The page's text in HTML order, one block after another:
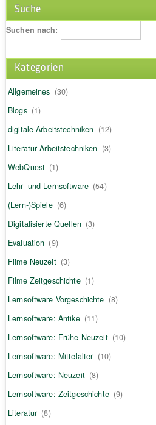
Suche
Suchen nach:
Kategorien
Allgemeines (30)
Blogs (1)
digitale Arbeitstechniken (12)
Literatur Arbeitstechniken (3)
WebQuest (1)
Lehr- und Lernsoftware (54)
(Lern-)Spiele (6)
Digitalisierte Quellen (3)
Evaluation (9)
Filme Neuzeit (3)
Filme Zeitgeschichte (1)
Lernsoftware Vorgeschichte (8)
Lernsoftware: Antike (11)
Lernsoftware: Frühe Neuzeit (10)
Lernsoftware: Mittelalter (10)
Lernsoftware: Neuzeit (8)
Lernsoftware: Zeitgeschichte (9)
Literatur (8)